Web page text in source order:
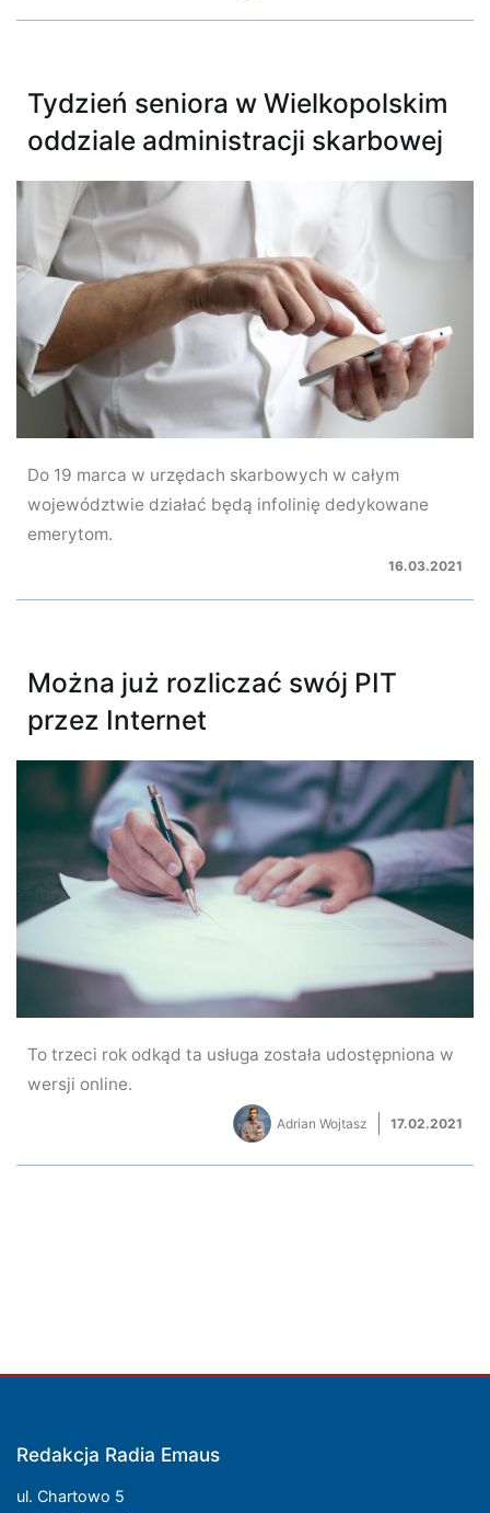
Tydzień seniora w Wielkopolskim
oddziale administracji skarbowej
Do 19 marca w urzędach skarbowych w całym
województwie działać będą infolinię dedykowane
emerytom.
16.03.2021
Można już rozliczać swój PIT
przez Internet
To trzeci rok odkąd ta usługa została udostępniona w
wersji online.
Adrian Wojtasz 17.02.2021
Redakcja Radia Emaus
ul. Chartowo 5